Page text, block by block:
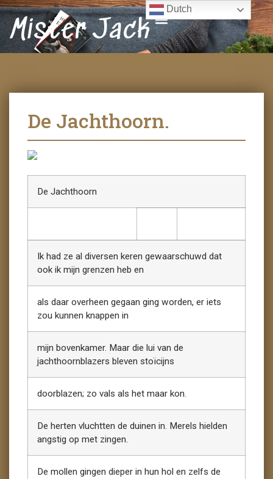
Mister Jack
De Jachthoorn.
De Jachthoorn
Ik had ze al diversen keren gewaarschuwd dat
ook ik mijn grenzen heb en
als daar overheen gegaan ging worden, er iets
zou kunnen knappen in
mijn bovenkamer. Maar die lui van de
jachthoornblazers bleven stoïcijns
doorblazen; zo vals als het maar kon.
De herten vluchtten de duinen in. Merels hielden
angstig op met zingen.
De mollen gingen dieper in hun hol en zelfs de
Dutch